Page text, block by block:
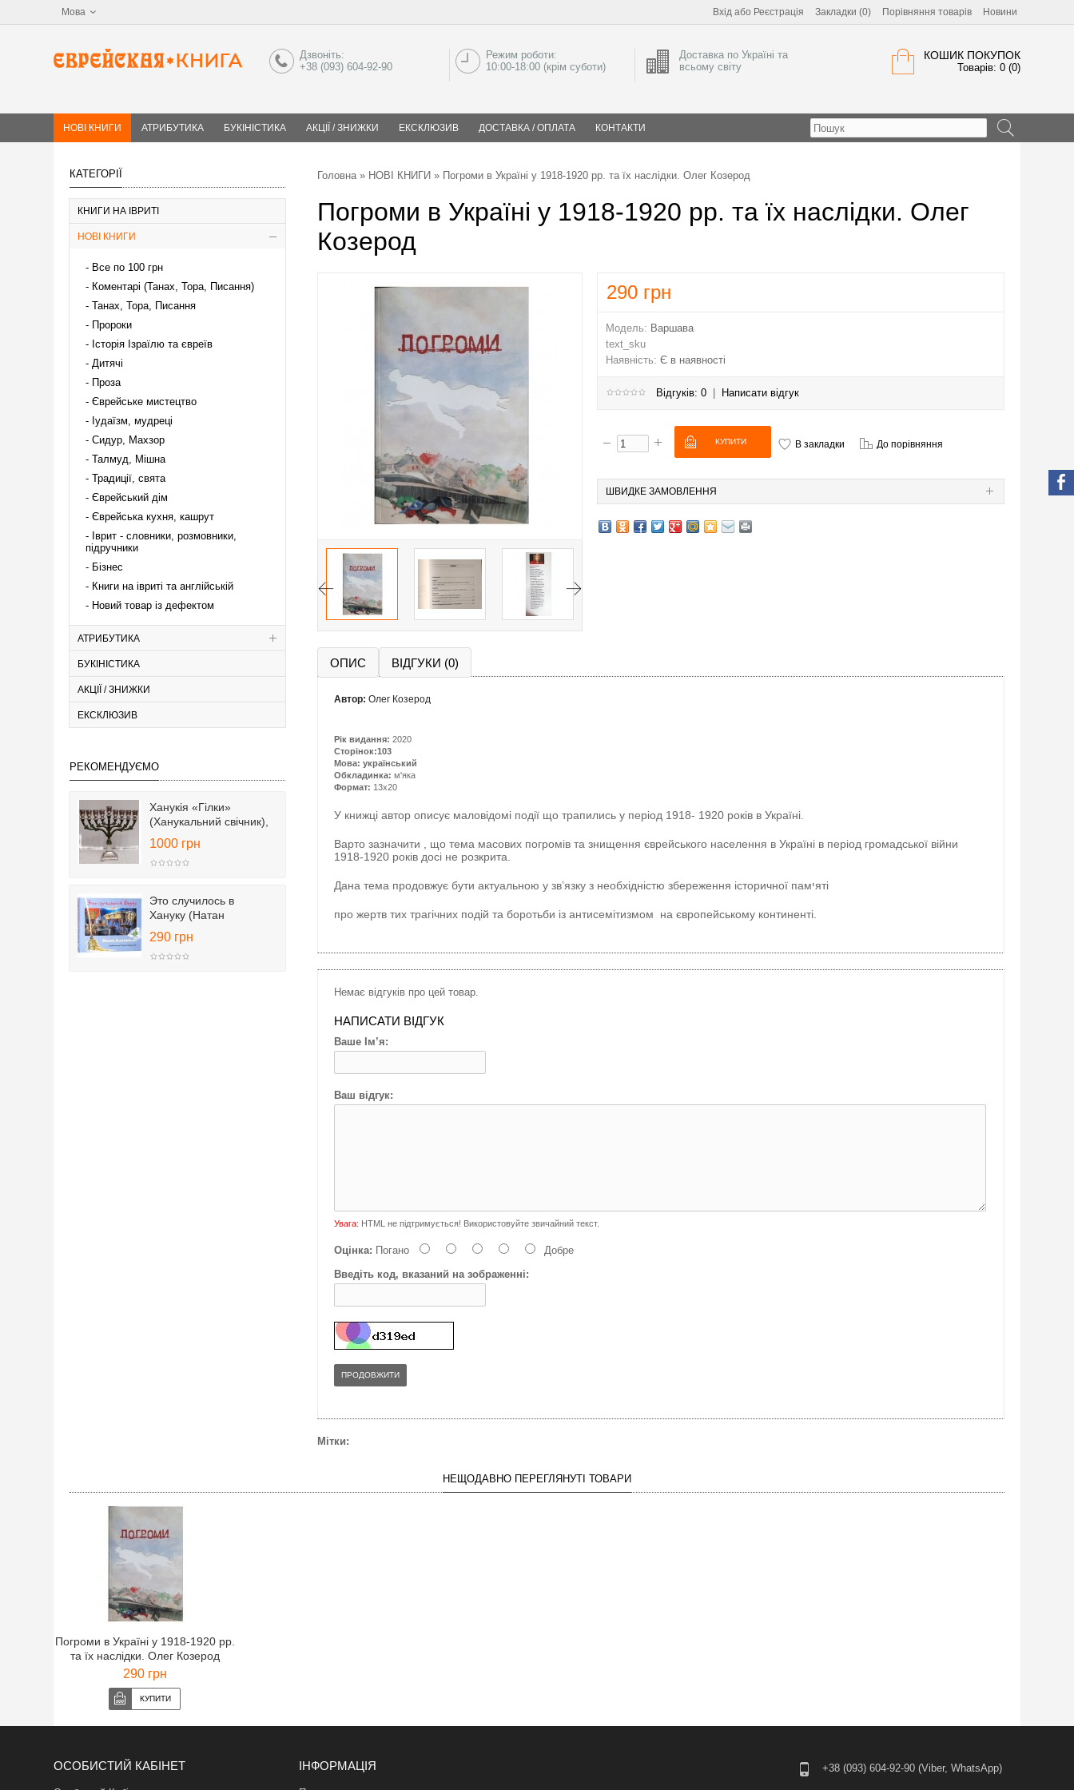
Мова Вхід або Реєстрація Закладки (0) Порівняння товарів Новини
КОШИК ПОКУПОК
Товарів: 0 (0)
Дзвоніть:
+38 (093) 604-92-90
Режим роботи:
10:00-18:00 (крім суботи)
Доставка по Україні та
всьому світу
НОВІ КНИГИ АТРИБУТИКА БУКІНІСТИКА АКЦІЇ / ЗНИЖКИ ЕКСКЛЮЗИВ ДОСТАВКА / ОПЛАТА КОНТАКТИ
КАТЕГОРІЇ
КНИГИ НА ІВРИТІ
НОВІ КНИГИ
Все по 100 грн
Коментарі (Танах, Тора, Писання)
Танах, Тора, Писання
Пророки
Історія Ізраїлю та євреїв
Дитячі
Проза
Єврейське мистецтво
Іудаїзм, мудреці
Сидур, Махзор
Талмуд, Мішна
Традиції, свята
Єврейський дім
Єврейська кухня, кашрут
Іврит - словники, розмовники,
підручники
Бізнес
Книги на івриті та англійській
Новий товар із дефектом
АТРИБУТИКА
БУКІНІСТИКА
АКЦІЇ / ЗНИЖКИ
ЕКСКЛЮЗИВ
РЕКОМЕНДУЄМО
Ханукія «Гілки»
(Ханукальний свічник),
25 см
1000 грн
Это случилось в
Хануку (Натан
Альтерман)
290 грн
Головна» НОВІ КНИГИ » Погроми в Україні у 1918-1920 рр. та їх наслідки. Олег Козерод
Погроми в Україні у 1918-1920 рр. та їх наслідки. Олег
Козерод
290 грн
Модель: Варшава
text_sku
Наявність: Є в наявності
Відгуків: 0 Написати відгук
В закладки До порівняння
ШВИДКЕ ЗАМОВЛЕННЯ
ОПИС ВІДГУКИ (0)
Автор: Олег Козерод
Рік видання: 2020
Сторінок:103
Мова: український
Обкладинка: м'яка
Формат: 13x20
У книжці автор описує маловідомі події що трапились у період 1918- 1920 років в Україні.
Варто зазначити , що тема масових погромів та знищення єврейського населення в Україні в період громадської війни
1918-1920 років досі не розкрита.
Дана тема продовжує бути актуальною у зв’язку з необхідністю збереження історичної памיяті
про жертв тих трагічних подій та боротьби із антисемітизмом на європейському континенті.
Немає відгуків про цей товар.
НАПИСАТИ ВІДГУК
Ваше Ім’я:
Ваш відгук:
Увага: HTML не підтримується! Використовуйте звичайний текст.
Оцінка: Погано
Добре
Введіть код, вказаний на зображенні:
ПРОДОВЖИТИ
Мітки:
НЕЩОДАВНО ПЕРЕГЛЯНУТІ ТОВАРИ
Погроми в Україні у 1918-1920 рр.
та їх наслідки. Олег Козерод
290 грн
ОСОБИСТИЙ КАБІНЕТ ІНФОРМАЦІЯ +38 (093) 604-92-90 (Viber, WhatsApp)